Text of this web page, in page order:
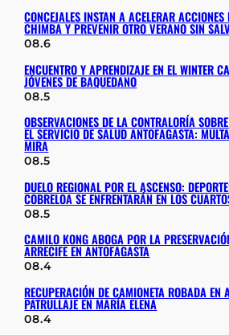
CONCEJALES INSTAN A ACELERAR
CHIMBA Y PREVENIR OTRO VERANO SIN
08.6
ENCUENTRO Y APRENDIZAJE EN EL WINTER
JÓVENES DE BAQUEDANO
08.5
OBSERVACIONES DE LA CONTRALORÍA
EL SERVICIO DE SALUD ANTOFAGASTA:
MIRA
08.5
DUELO REGIONAL POR EL ASCENSO:
COBRELOA SE ENFRENTARÁN EN LOS
08.5
CAMILO KONG ABOGA POR LA
ARRECIFE EN ANTOFAGASTA
08.4
RECUPERACIÓN DE CAMIONETA ROBADA EN
PATRULLAJE EN MARÍA ELENA
08.4